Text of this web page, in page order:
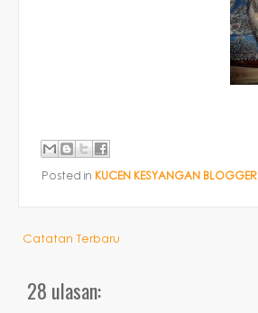
Posted in KUCEN KESYANGAN BLOGGER
Catatan Terbaru
28 ulasan: